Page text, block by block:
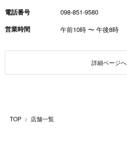
電話番号
098-851-9580
営業時間
午前10時 〜 午後8時
詳細ページへ
TOP 店舗一覧